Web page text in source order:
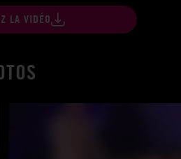
LA VIDÉO